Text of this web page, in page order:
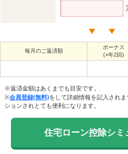
毎月のご返済額
ボーナス
(×年2回)
※返済金額はあくまでも目安です。
※会員登録(無料)をして詳細情報を記入され
ションされとても便利になります。
住宅ローン控除シミ